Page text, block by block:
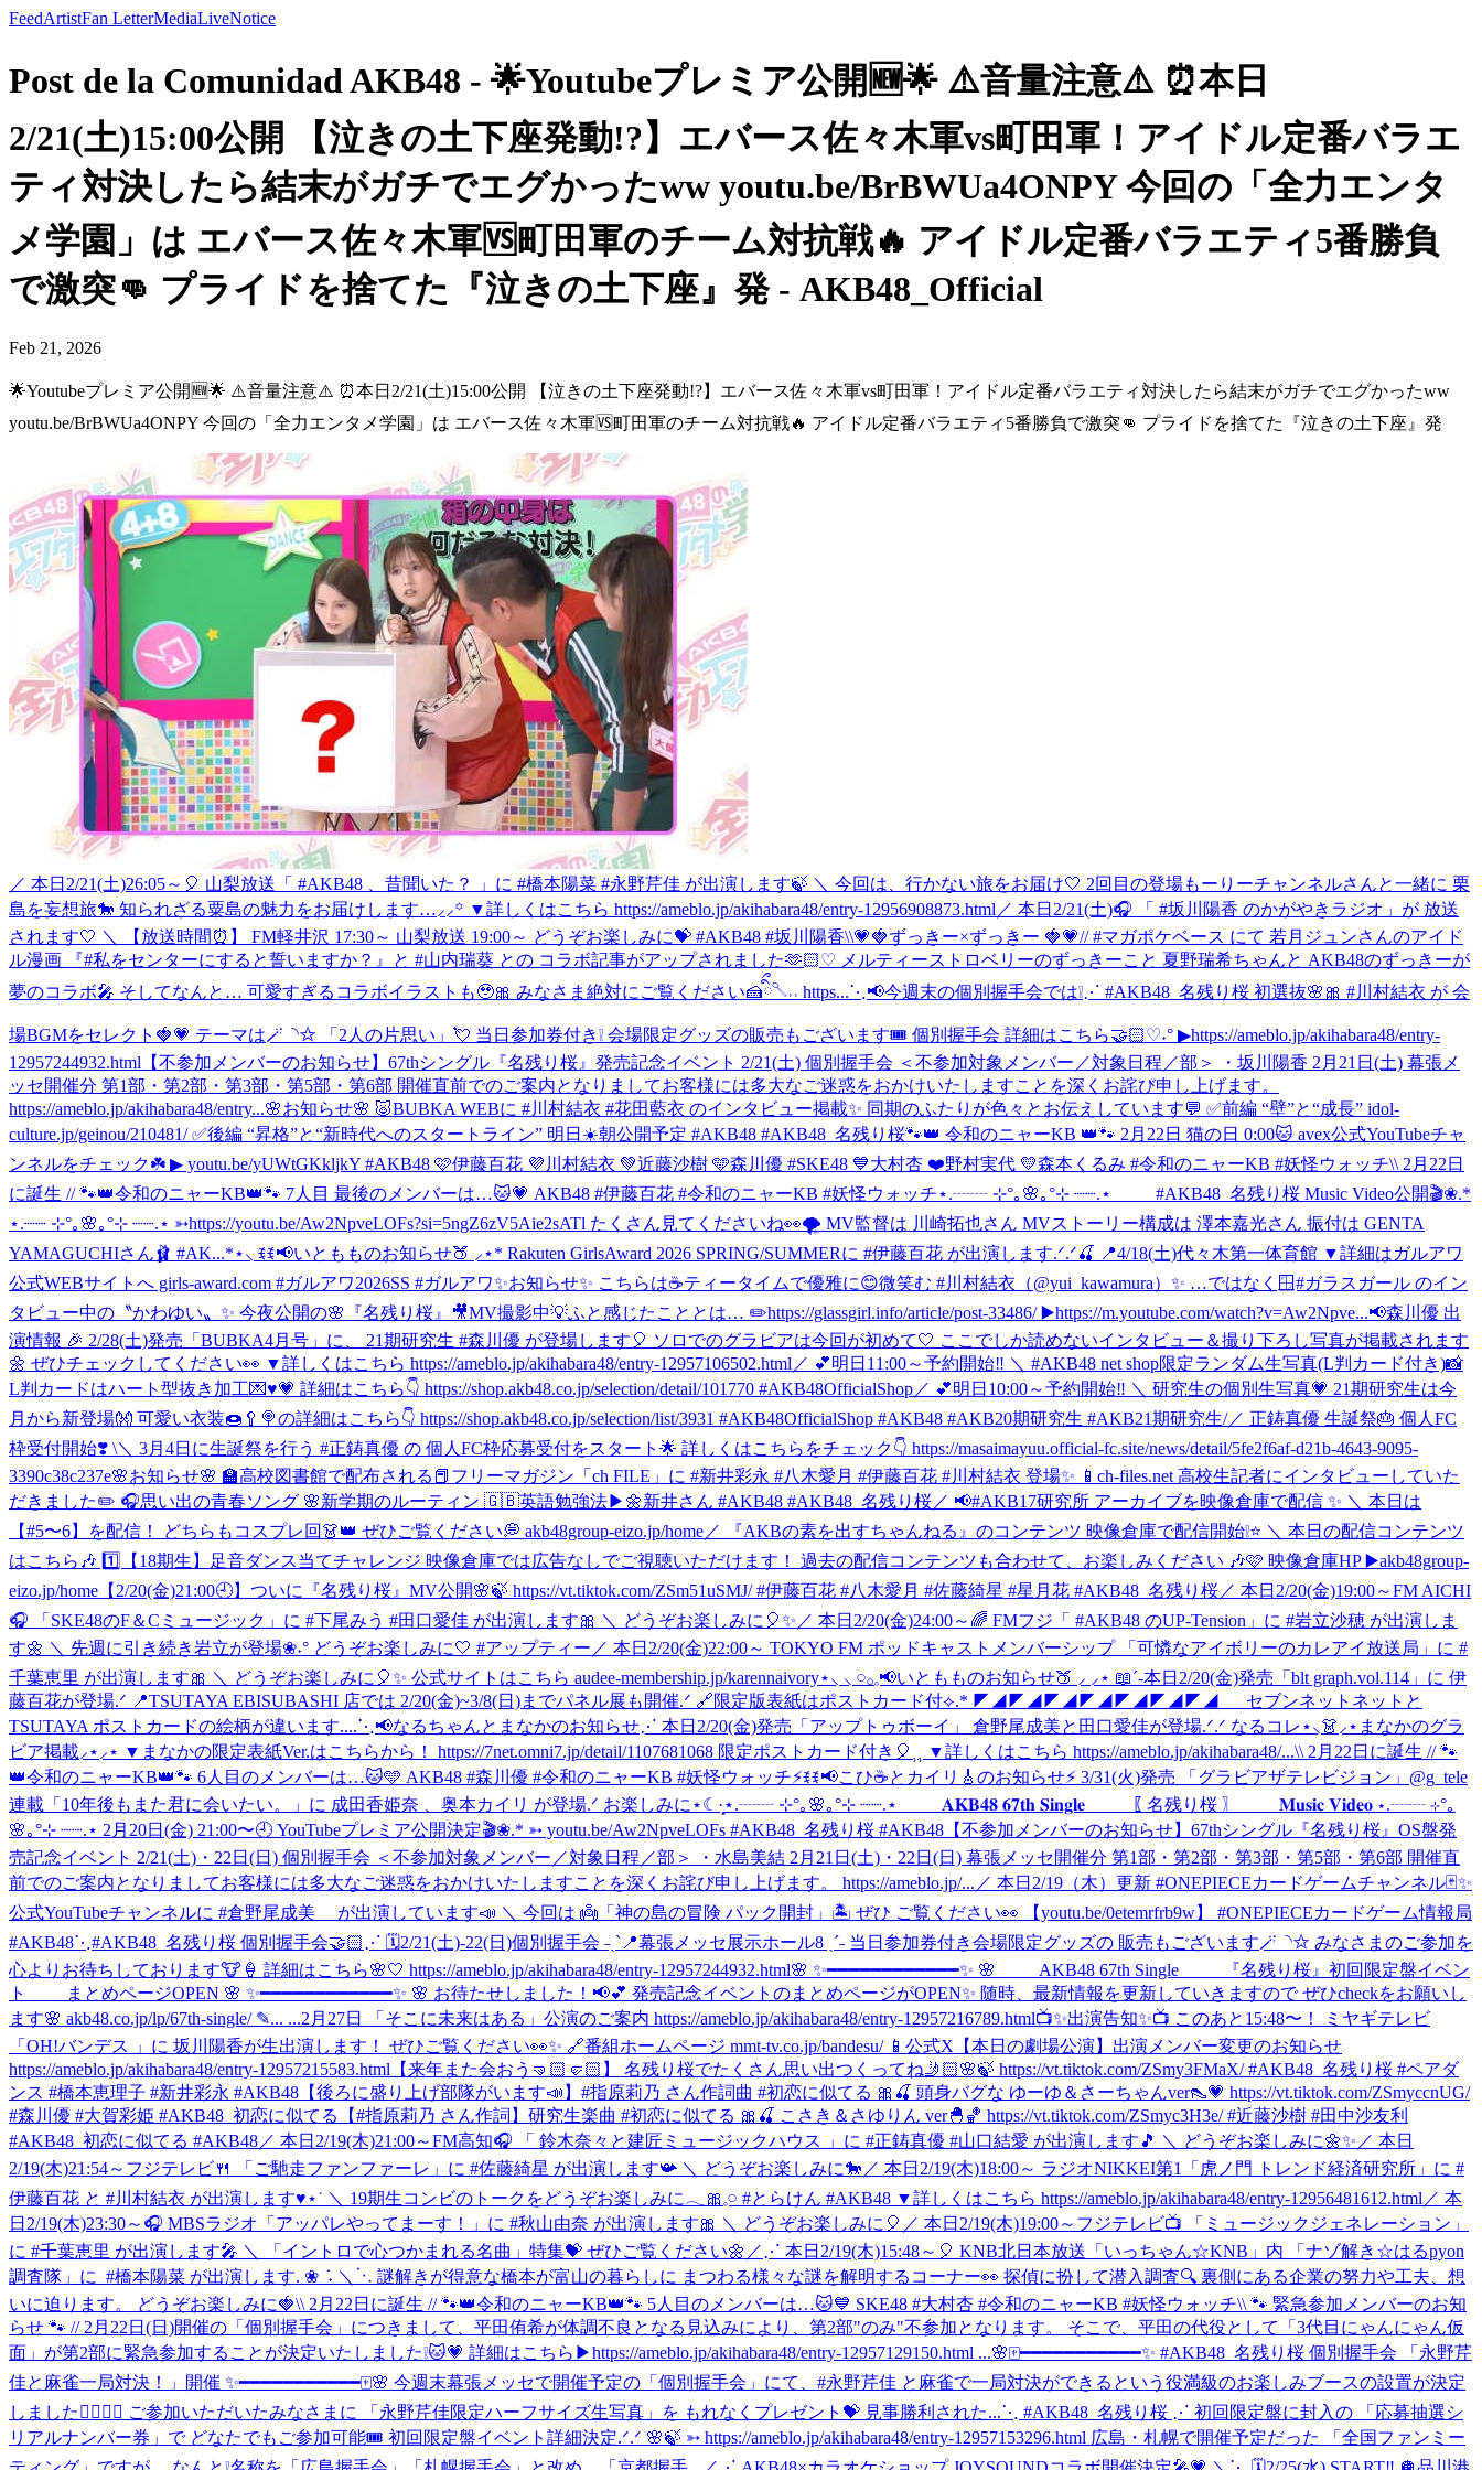
FeedArtistFan LetterMediaLiveNotice
Post de la Comunidad AKB48 - 🌟Youtubeプレミア公開🆕🌟 ⚠️音量注意⚠️ ⏰本日
2/21(土)15:00公開 【泣きの土下座発動!?】エバース佐々木軍vs町田軍！アイドル定番バラエ
ティ対決したら結末がガチでエグかったww youtu.be/BrBWUa4ONPY 今回の「全力エンタ
メ学園」は エバース佐々木軍🆚町田軍のチーム対抗戦🔥 アイドル定番バラエティ5番勝負
で激突👊 プライドを捨てた『泣きの土下座』発 - AKB48_Official
Feb 21, 2026
🌟Youtubeプレミア公開🆕🌟 ⚠️音量注意⚠️ ⏰本日2/21(土)15:00公開 【泣きの土下座発動!?】エバース佐々木軍vs町田軍！アイドル定番バラエティ対決したら結末がガチでエグかったww
youtu.be/BrBWUa4ONPY 今回の「全力エンタメ学園」は エバース佐々木軍🆚町田軍のチーム対抗戦🔥 アイドル定番バラエティ5番勝負で激突👊 プライドを捨てた『泣きの土下座』発
／ 本日2/21(土)26:05～🎈 山梨放送「 #AKB48 、昔聞いた？ 」に #橋本陽菜 #永野芹佳 が出演します🍃 ＼ 今回は、行かない旅をお届け🤍 2回目の登場もーりーチャンネルさんと一緒に 栗
島を妄想旅🐎 知られざる粟島の魅力をお届けします…⸝⸝꙳ ▼詳しくはこちら https://ameblo.jp/akihabara48/entry-12956908873.html ／ 本日2/21(土)🎧 「 #坂川陽香 のかがやきラジオ」が 放送
されます🤍 ＼ 【放送時間⏰】 FM軽井沢 17:30～ 山梨放送 19:00～ どうぞお楽しみに💝 #AKB48 #坂川陽香\\💗🍓ずっきー×ずっきー 🍓💗// #マガポケベース にて 若月ジュンさんのアイド
ル漫画 『#私をセンターにすると誓いますか？』と #山内瑞葵 との コラボ記事がアップされました🫶🏻♡ メルティーストロベリーのずっきーこと 夏野瑞希ちゃんと AKB48のずっきーが
夢のコラボ🎤 そしてなんと… 可愛すぎるコラボイラストも🥹🎀 みなさま絶対にご覧ください🍰ིྀ𓌈˒˒ https...⋱📢今週末の個別握手会では❕⋰ #AKB48_名残り桜 初選抜🌸🎀 #川村結衣 が 会
場BGMをセレクト🍓💗 テーマは🪄◝✩ 「2人の片思い」💘 当日参加券付き❕ 会場限定グッズの販売もございます🎟️ 個別握手会 詳細はこちら🤝🏻♡˖° ▶︎https://ameblo.jp/akihabara48/entry-
12957244932.html 【不参加メンバーのお知らせ】67thシングル『名残り桜』発売記念イベント 2/21(土) 個別握手会 ＜不参加対象メンバー／対象日程／部＞ ・坂川陽香 2月21日(土) 幕張メ
ッセ開催分 第1部・第2部・第3部・第5部・第6部 開催直前でのご案内となりましてお客様には多大なご迷惑をおかけいたしますことを深くお詫び申し上げます。
https://ameblo.jp/akihabara48/entry...🌸お知らせ🌸 🐷BUBKA WEBに #川村結衣 #花田藍衣 のインタビュー掲載✨ 同期のふたりが色々とお伝えしています💬 ✅前編 “壁”と“成長” idol-
culture.jp/geinou/210481/ ✅後編 “昇格”と“新時代へのスタートライン” 明日☀️朝公開予定 #AKB48 #AKB48_名残り桜🐾👑 令和のニャーKB 👑🐾 2月22日 猫の日 0:00🐱 avex公式YouTubeチャ
ンネルをチェック☘️ ▶︎ youtu.be/yUWtGKkljkY #AKB48 🩷伊藤百花 💜川村結衣 💚近藤沙樹 🩵森川優 #SKE48 💙大村杏 ❤️野村実代 💛森本くるみ #令和のニャーKB #妖怪ウォッチ\\ 2月22日
に誕生 // 🐾👑令和のニャーKB👑🐾 7人目 最後のメンバーは…🐱💗 AKB48 #伊藤百花 #令和のニャーKB #妖怪ウォッチ⋆.┈┈ ⊹°｡🌸｡°⊹ ┈┈.⋆ #AKB48_名残り桜 Music Video公開🎬❀.*
⋆.┈┈ ⊹°｡🌸｡°⊹ ┈┈.⋆ ➳https://youtu.be/Aw2NpveLOFs?si=5ngZ6zV5Aie2sATl たくさん見てくださいね👀🌪️ MV監督は 川崎拓也さん MVストーリー構成は 澤本嘉光さん 振付は GENTA
YAMAGUCHIさん🩰 #AK...*⋆⸜ ꉂꉂ📢いともものお知らせ🍑 ⸝⋆* Rakuten GirlsAward 2026 SPRING/SUMMERに #伊藤百花 が出演します.ᐟ.ᐟ🍒 📍4/18(土)代々木第一体育館 ▼詳細はガルアワ
公式WEBサイトへ girls-award.com #ガルアワ2026SS #ガルアワ✨お知らせ✨ こちらは☕️ティータイムで優雅に😊微笑む #川村結衣（@yui_kawamura）✨ …ではなく🪟#ガラスガール のイン
タビュー中の〝かわゆい〟✨ 今夜公開の🌸『名残り桜』🎥MV撮影中💡ふと感じたこととは… ✏️https://glassgirl.info/article/post-33486/ ▶️https://m.youtube.com/watch?v=Aw2Npve...📢森川優 出
演情報 🎉 2/28(土)発売「BUBKA4月号」に、 21期研究生 #森川優 が登場します🎈 ソロでのグラビアは今回が初めて🤍 ここでしか読めないインタビュー＆撮り下ろし写真が掲載されます
🌼 ぜひチェックしてください👀 ▼詳しくはこちら https://ameblo.jp/akihabara48/entry-12957106502.html ／ 💕明日11:00～予約開始‼️ ＼ #AKB48 net shop限定ランダム生写真(L判カード付き)📸
L判カードはハート型抜き加工💌♥💗 詳細はこちら👇 https://shop.akb48.co.jp/selection/detail/101770 #AKB48OfficialShop／ 💕明日10:00～予約開始‼️ ＼ 研究生の個別生写真💗 21期研究生は今
月から新登場👐 可愛い衣装🍩🥄🍭の詳細はこちら👇 https://shop.akb48.co.jp/selection/list/3931 #AKB48OfficialShop #AKB48 #AKB20期研究生 #AKB21期研究生/／ 正鋳真優 生誕祭🎂 個人FC
枠受付開始❣️ \＼ 3月4日に生誕祭を行う #正鋳真優 の 個人FC枠応募受付をスタート🌟 詳しくはこちらをチェック👇 https://masaimayuu.official-fc.site/news/detail/5fe2f6af-d21b-4643-9095-
3390c38c237e🌸お知らせ🌸 🏫高校図書館で配布される📕フリーマガジン「ch FILE」に #新井彩永 #八木愛月 #伊藤百花 #川村結衣 登場✨ 📱ch-files.net 高校生記者にインタビューしていた
だきました✏️ 🎧思い出の青春ソング 🌸新学期のルーティン 🇬🇧英語勉強法▶︎🌼新井さん #AKB48 #AKB48_名残り桜／ 📢#AKB17研究所 アーカイブを映像倉庫で配信 ✨ ＼ 本日は
【#5〜6】を配信！ どちらもコスプレ回👗👑 ぜひご覧ください💭 akb48group-eizo.jp/home／ 『AKBの素を出すちゃんねる』のコンテンツ 映像倉庫で配信開始❕⭐️ ＼ 本日の配信コンテンツ
はこちら🎶 1️⃣【18期生】足音ダンス当てチャレンジ 映像倉庫では広告なしでご視聴いただけます！ 過去の配信コンテンツも合わせて、お楽しみください 🎶🩷 映像倉庫HP ▶️akb48group-
eizo.jp/home 【2/20(金)21:00🕘】ついに『名残り桜』MV公開🌸🍃 https://vt.tiktok.com/ZSm51uSMJ/ #伊藤百花 #八木愛月 #佐藤綺星 #星月花 #AKB48_名残り桜／ 本日2/20(金)19:00～FM AICHI
🎧 「SKE48のF＆Cミュージック」に #下尾みう #田口愛佳 が出演します🎀 ＼ どうぞお楽しみに🎈✨ ／ 本日2/20(金)24:00～🌈 FMフジ「 #AKB48 のUP-Tension」に #岩立沙穂 が出演しま
す🌼 ＼ 先週に引き続き岩立が登場❀˖° どうぞお楽しみに🤍 #アップティー ／ 本日2/20(金)22:00～ TOKYO FM ポッドキャストメンバーシップ 「可憐なアイボリーのカレアイ放送局」に #
千葉恵里 が出演します🎀 ＼ どうぞお楽しみに🎈✨ 公式サイトはこちら audee-membership.jp/karennaivory⋆⸜ ⸜ 𓏸𓂂𓈒📢いともものお知らせ🍑 ⸝‍ ⸝‍⋆ 📖´-本日2/20(金)発売「blt graph.vol.114」に 伊
藤百花が登場.ᐟ 📍TSUTAYA EBISUBASHI 店では 2/20(金)~3/8(日)までパネル展も開催.ᐟ 🔗限定版表紙はポストカード付⟡.* ◤◢◤◢◤◢◤◢◤◢◤◢◤◢ セブンネットネットと
TSUTAYA ポストカードの絵柄が違います....⋱📢なるちゃんとまなかのお知らせ⋰ 本日2/20(金)発売「アップトゥボーイ」 倉野尾成美と田口愛佳が登場.ᐟ.ᐟ なるコレ⋆⸜👗⸝‍⋆まなかのグラ
ビア掲載⸝⋆⸝⋆ ▼まなかの限定表紙Ver.はこちらから！ https://7net.omni7.jp/detail/1107681068 限定ポストカード付き🎈⸒⸒ ▼詳しくはこちら https://ameblo.jp/akihabara48/...\\ 2月22日に誕生 // 🐾
👑令和のニャーKB👑🐾 6人目のメンバーは…🐱🩵 AKB48 #森川優 #令和のニャーKB #妖怪ウォッチ⚡ꉂꉂ📢こひ☕️とカイリ🎸のお知らせ⚡ 3/31(火)発売 「グラビアザテレビジョン」@g_tele
連載「10年後もまた君に会いたい。」に 成田香姫奈 、奥本カイリ が登場.ᐟ お楽しみに⋆☾·̩͙⋆.┈┈ ⊹°｡🌸｡°⊹ ┈┈.⋆ 𝐀𝐊𝐁𝟒𝟖 𝟔𝟕𝐭𝐡 𝐒𝐢𝐧𝐠𝐥𝐞 〖 名残り桜 〗 𝐌𝐮𝐬𝐢𝐜 𝐕𝐢𝐝𝐞𝐨 ⋆.┈┈ ⊹°｡
🌸｡°⊹ ┈┈.⋆ 2月20日(金) 21:00〜🕘 YouTubeプレミア公開決定🎬❀.* ➳ youtu.be/Aw2NpveLOFs #AKB48_名残り桜 #AKB48 【不参加メンバーのお知らせ】67thシングル『名残り桜』OS盤発
売記念イベント 2/21(土)・22日(日) 個別握手会 ＜不参加対象メンバー／対象日程／部＞ ・水島美結 2月21日(土)・22日(日) 幕張メッセ開催分 第1部・第2部・第3部・第5部・第6部 開催直
前でのご案内となりましてお客様には多大なご迷惑をおかけいたしますことを深くお詫び申し上げます。 https://ameblo.jp/... ／ 本日2/19（木）更新 #ONEPIECEカードゲームチャンネル🃏✨
公式YouTubeチャンネルに #倉野尾成美 が出演しています📣 ＼ 今回は 👼「神の島の冒険 パック開封」🏝️ ぜひ ご覧ください👀 【youtu.be/0etemrfrb9w】 #ONEPIECEカードゲーム情報局
#AKB48⋱#AKB48_名残り桜 個別握手会🤝🏻⋰ 🗓️2/21(土)-22(日)個別握手会 ˗ˏˋ📍幕張メッセ展示ホール8 ˎˊ˗ 当日参加券付き会場限定グッズの 販売もございます🪄◝✩ みなさまのご参加を
心よりお待ちしております🐮🍦 詳細はこちら🌸🤍 https://ameblo.jp/akihabara48/entry-12957244932.html🌸 ✨━━━━━━━━━━━━✨ 🌸 AKB48 67th Single 『名残り桜』初回限定盤イベン
ト まとめページOPEN 🌸 ✨━━━━━━━━━━━━✨ 🌸 お待たせしました！📢💕 発売記念イベントのまとめページがOPEN✨ 随時、最新情報を更新していきますので ぜひcheckをお願いし
ます🌸 akb48.co.jp/lp/67th-single/ ✎... ...2月27日 「そこに未来はある」公演のご案内 https://ameblo.jp/akihabara48/entry-12957216789.html📺✨出演告知✨📺 このあと15:48〜！ ミヤギテレビ
「OH!バンデス 」に 坂川陽香が生出演します！ ぜひご覧ください👀✨ 🔗番組ホームページ mmt-tv.co.jp/bandesu/ 📱公式X 【本日の劇場公演】出演メンバー変更のお知らせ
https://ameblo.jp/akihabara48/entry-12957215583.html 【来年また会おう🤜🏻🤛🏻】 名残り桜でたくさん思い出つくってね🤳🏻🌸🍃 https://vt.tiktok.com/ZSmy3FMaX/ #AKB48_名残り桜 #ペアダ
ンス #橋本恵理子 #新井彩永 #AKB48 【後ろに盛り上げ部隊がいます📣】#指原莉乃 さん作詞曲 #初恋に似てる 🎀🍒 頭身バグな ゆーゆ＆さーちゃんver👠💗 https://vt.tiktok.com/ZSmyccnUG/
#森川優 #大賀彩姫 #AKB48_初恋に似てる
【#指原莉乃 さん作詞】研究生楽曲 #初恋に似てる 🎀🍒 こさき＆さゆりん ver🐣🏀 https://vt.tiktok.com/ZSmyc3H3e/ #近藤沙樹 #田中沙友利
#AKB48_初恋に似てる #AKB48／ 本日2/19(木)21:00～FM高知🎧 「 鈴⽊奈々と建匠ミュージックハウス 」に #正鋳真優 #山口結愛 が出演します🎵 ＼ どうぞお楽しみに🌼✨ ／ 本日
2/19(木)21:54～フジテレビ🍴 「ご馳走ファンファーレ」に #佐藤綺星 が出演します📯 ＼ どうぞお楽しみに🐎 ／ 本日2/19(木)18:00～ ラジオNIKKEI第1「虎ノ門 トレンド経済研究所」に #
伊藤百花 と #川村結衣 が出演します♥⋆˙ ＼ 19期生コンビのトークをどうぞお楽しみに𓂃🎀𓈒𓏸 #とらけん #AKB48 ▼詳しくはこちら https://ameblo.jp/akihabara48/entry-12956481612.html ／ 本
日2/19(木)23:30～🎧 MBSラジオ「アッパレやってまーす！」に #秋山由奈 が出演します🎀 ＼ どうぞお楽しみに🎈 ／ 本日2/19(木)19:00～フジテレビ📺 「ミュージックジェネレーション」
に #千葉恵里 が出演します🎤 ＼ 「イントロで心つかまれる名曲」特集💝 ぜひご覧ください🌼 ‎／⋰ ‎本日2/19(木)15:48～🎈 ‎KNB北日本放送「いっちゃん☆KNB」内 ‎「ナゾ解き☆はるpyon
調査隊」に ‎ ⁦‪#橋本陽菜‬⁩ が出演します. ❀ ݁ ˖ ‎＼⋱ ‎謎解きが得意な橋本が富山の暮らしに ‎まつわる様々な謎を解明するコーナー👀 ‎探偵に扮して潜入調査🔍 ‎裏側にある企業の努力や工夫、想
いに迫ります。 ‎どうぞお楽しみに🍓\\ 2月22日に誕生 // 🐾👑令和のニャーKB👑🐾 5人目のメンバーは…🐱💙 SKE48 #大村杏 #令和のニャーKB #妖怪ウォッチ\\ 🐾 緊急参加メンバーのお知
らせ 🐾 // 2月22日(日)開催の「個別握手会」につきまして、平田侑希が体調不良となる見込みにより、第2部"のみ"不参加となります。 そこで、平田の代役として「3代目にゃんにゃん仮
面」が第2部に緊急参加することが決定いたしました❕🐱💗 詳細はこちら▶https://ameblo.jp/akihabara48/entry-12957129150.html ...🌸🀄️━━━━━━━━━━━✨ #AKB48_名残り桜 個別握手会 「永野芹
佳と麻雀一局対決！」開催 ✨━━━━━━━━━━━🀄️🌸 今週末幕張メッセで開催予定の「個別握手会」にて、#永野芹佳 と麻雀で一局対決ができるという役満級のお楽しみブースの設置が決定
しました✊🏻🎯💖 ご参加いただいたみなさまに 「永野芹佳限定ハーフサイズ生写真」を もれなくプレゼント💝 見事勝利された...⋱ #AKB48_名残り桜 ⋰ 初回限定盤に封入の 「応募抽選シ
リアルナンバー券」で どなたでもご参加可能🎟️ 初回限定盤イベント詳細決定.ᐟ.ᐟ 🌸🍃 ➳ https://ameblo.jp/akihabara48/entry-12957153296.html 広島・札幌で開催予定だった 「全国ファンミー